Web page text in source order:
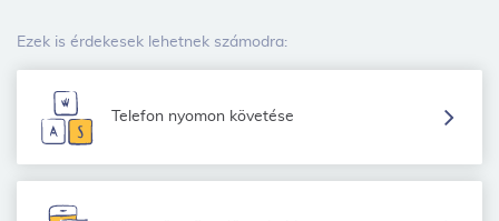
Ezek is érdekesek lehetnek számodra:
Telefon nyomon követése